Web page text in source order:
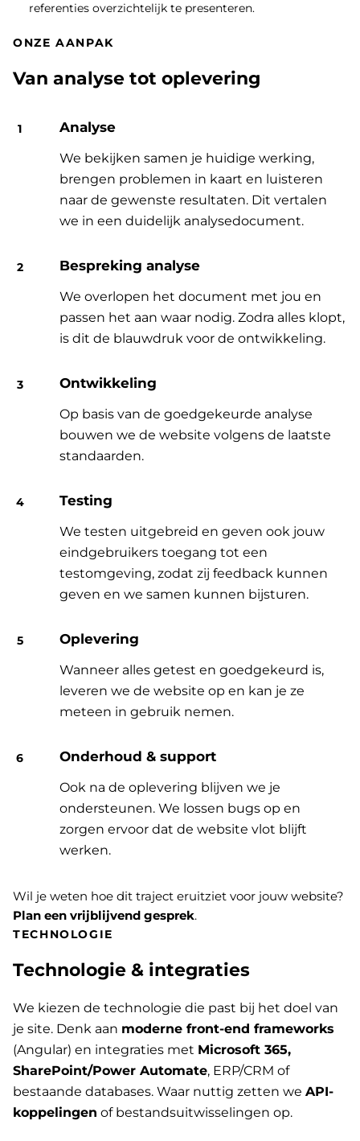
referenties overzichtelijk te presenteren.
ONZE AANPAK
Van analyse tot oplevering
Analyse
We bekijken samen je huidige werking,
brengen problemen in kaart en luisteren
naar de gewenste resultaten. Dit vertalen
we in een duidelijk analysedocument.
Bespreking analyse
We overlopen het document met jou en
passen het aan waar nodig. Zodra alles klopt,
is dit de blauwdruk voor de ontwikkeling.
Ontwikkeling
Op basis van de goedgekeurde analyse
bouwen we de website volgens de laatste
standaarden.
Testing
We testen uitgebreid en geven ook jouw
eindgebruikers toegang tot een
testomgeving, zodat zij feedback kunnen
geven en we samen kunnen bijsturen.
Oplevering
Wanneer alles getest en goedgekeurd is,
leveren we de website op en kan je ze
meteen in gebruik nemen.
Onderhoud & support
Ook na de oplevering blijven we je
ondersteunen. We lossen bugs op en
zorgen ervoor dat de website vlot blijft
werken.
Wil je weten hoe dit traject eruitziet voor jouw website?
Plan een vrijblijvend gesprek.
TECHNOLOGIE
Technologie & integraties
We kiezen de technologie die past bij het doel van
je site. Denk aan moderne front-end frameworks
(Angular) en integraties met Microsoft 365,
SharePoint/Power Automate, ERP/CRM of
bestaande databases. Waar nuttig zetten we API-
koppelingen of bestandsuitwisselingen op.